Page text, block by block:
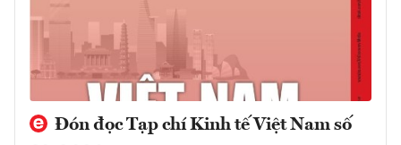
Đón đọc Tạp chí Kinh tế Việt Nam số